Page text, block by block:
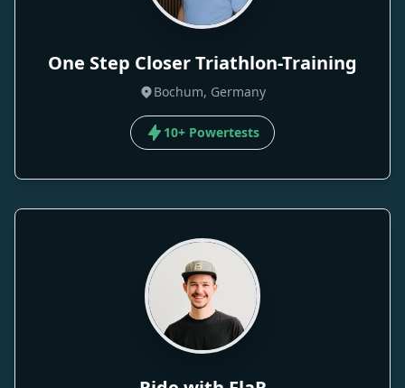
One Step Closer Triathlon-Training
Bochum, Germany
10+ Powertests